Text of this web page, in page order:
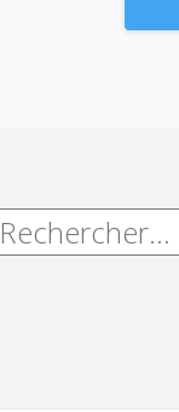
Rechercher :